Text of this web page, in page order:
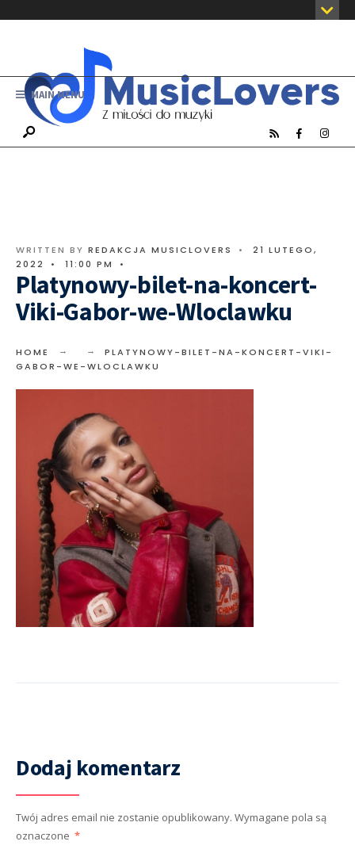
MAIN MENU
WRITTEN BY REDAKCJA MUSICLOVERS •
21 LUTEGO,
2022
• 11:00 PM •
Platynowy-bilet-na-koncert-
Viki-Gabor-we-Wloclawku
HOME
PLATYNOWY-BILET-NA-KONCERT-VIKI-
GABOR-WE-WLOCLAWKU
Dodaj komentarz
Twój adres email nie zostanie opublikowany. Wymagane pola są
oznaczone *